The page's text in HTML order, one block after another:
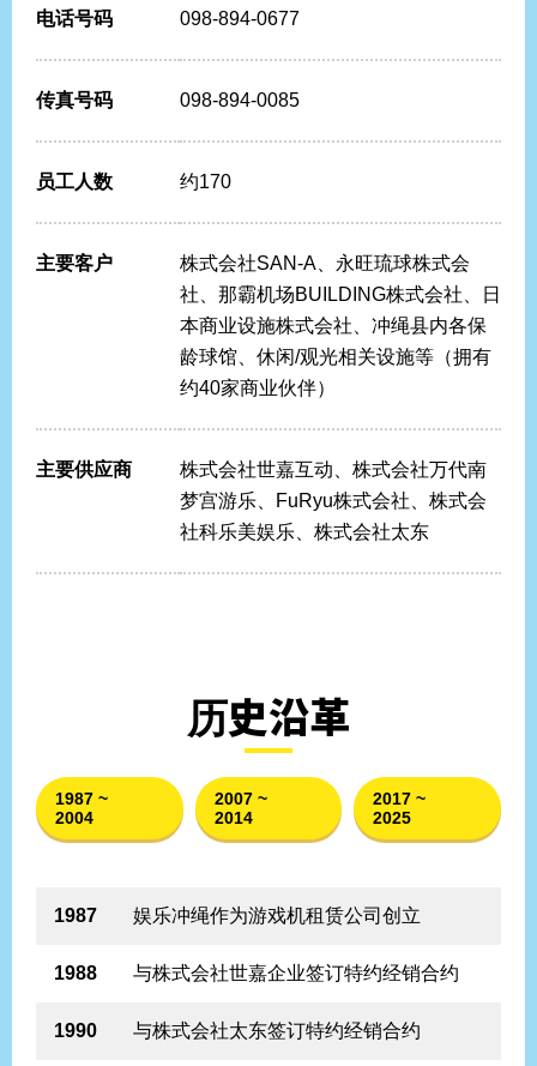
电话号码 098-894-0677
传真号码 098-894-0085
员工人数 约170
主要客户
株式会社SAN-A、永旺琉球株式会
社、那霸机场BUILDING株式会社、日
本商业设施株式会社、冲绳县内各保
龄球馆、休闲/观光相关设施等（拥有
约40家商业伙伴）
主要供应商
株式会社世嘉互动、株式会社万代南
梦宫游乐、FuRyu株式会社、株式会
社科乐美娱乐、株式会社太东
历史沿革
1987 ~
2004
2007 ~
2014
2017 ~
2025
1987 娱乐冲绳作为游戏机租赁公司创立
1988 与株式会社世嘉企业签订特约经销合约
1990 与株式会社太东签订特约经销合约